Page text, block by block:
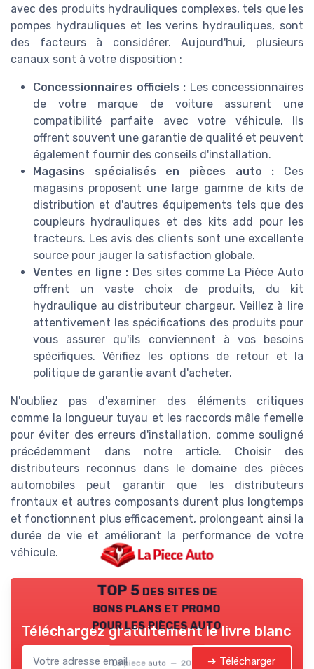
avec des produits hydrauliques complexes, tels que les
pompes hydrauliques et les verins hydrauliques, sont
des facteurs à considérer. Aujourd'hui, plusieurs
canaux sont à votre disposition :
Concessionnaires officiels : Les concessionnaires
de votre marque de voiture assurent une
compatibilité parfaite avec votre véhicule. Ils
offrent souvent une garantie de qualité et peuvent
également fournir des conseils d'installation.
Magasins spécialisés en pièces auto : Ces
magasins proposent une large gamme de kits de
distribution et d'autres équipements tels que des
coupleurs hydrauliques et des kits add pour les
tracteurs. Les avis des clients sont une excellente
source pour jauger la satisfaction globale.
Ventes en ligne : Des sites comme La Pièce Auto
offrent un vaste choix de produits, du kit
hydraulique au distributeur chargeur. Veillez à lire
attentivement les spécifications des produits pour
vous assurer qu'ils conviennent à vos besoins
spécifiques. Vérifiez les options de retour et la
politique de garantie avant d'acheter.
N'oubliez pas d'examiner des éléments critiques
comme la longueur tuyau et les raccords mâle femelle
pour éviter des erreurs d'installation, comme souligné
précédemment dans notre article. Choisir des
distributeurs reconnus dans le domaine des pièces
automobiles peut garantir que les distributeurs
frontaux et autres composants durent plus longtemps
et fonctionnent plus efficacement, prolongeant ainsi la
durée de vie et améliorant la performance de votre
véhicule.
TOP 5 des sites de
bons plans et promo
pour les pièces auto
La piece auto — 2026
Téléchargez gratuitement le livre blanc
➔ Télécharger